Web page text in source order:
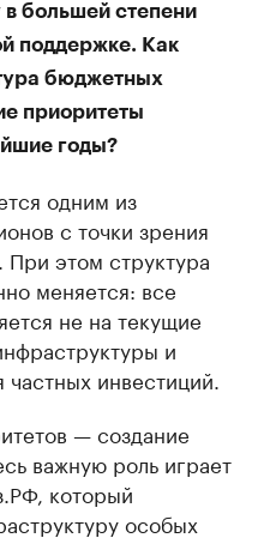
большей степени
поддержке. Как
бюджетных
приоритеты
годы?
одним из
с точки зрения
этом структура
меняется: все
не на текущие
и
частных инвестиций.
— создание
важную роль играет
который
особых